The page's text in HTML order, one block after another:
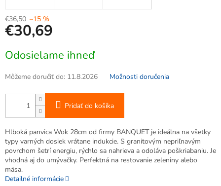
€36,50 –15 %
€30,69
cena:
Odosielame ihneď
Môžeme doručiť do: 11.8.2026 Možnosti doručenia
Pridať do košíka
Hlboká panvica Wok 28cm od firmy BANQUET je ideálna na všetky
typy varných dosiek vrátane indukcie. S granitovým nepriľnavým
povrchom šetrí energiu, rýchlo sa nahrieva a odoláva poškriabaniu. Je
vhodná aj do umývačky. Perfektná na restovanie zeleniny alebo
mäsa.
Detailné informácie